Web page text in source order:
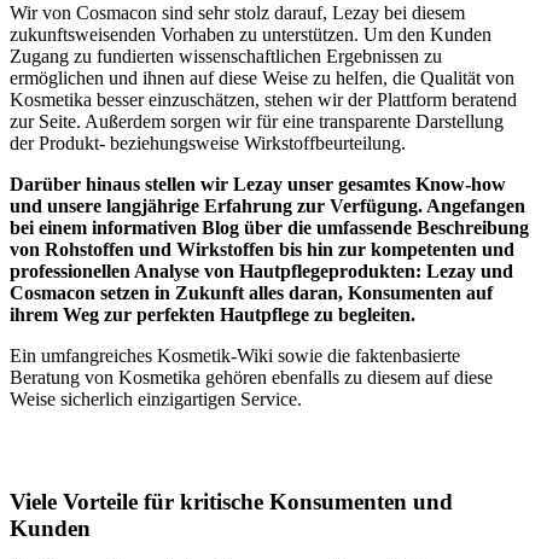
Wir von Cosmacon sind sehr stolz darauf, Lezay bei diesem
zukunftsweisenden Vorhaben zu unterstützen. Um den Kunden
Zugang zu fundierten wissenschaftlichen Ergebnissen zu
ermöglichen und ihnen auf diese Weise zu helfen, die Qualität von
Kosmetika besser einzuschätzen, stehen wir der Plattform beratend
zur Seite. Außerdem sorgen wir für eine transparente Darstellung
der Produkt- beziehungsweise Wirkstoffbeurteilung.
Darüber hinaus stellen wir Lezay unser gesamtes Know-how
und unsere langjährige Erfahrung zur Verfügung. Angefangen
bei einem informativen Blog über die umfassende Beschreibung
von Rohstoffen und Wirkstoffen bis hin zur kompetenten und
professionellen Analyse von Hautpflegeprodukten: Lezay und
Cosmacon setzen in Zukunft alles daran, Konsumenten auf
ihrem Weg zur perfekten Hautpflege zu begleiten.
Ein umfangreiches Kosmetik-Wiki sowie die faktenbasierte
Beratung von Kosmetika gehören ebenfalls zu diesem auf diese
Weise sicherlich einzigartigen Service.
Viele Vorteile für kritische Konsumenten und
Kunden